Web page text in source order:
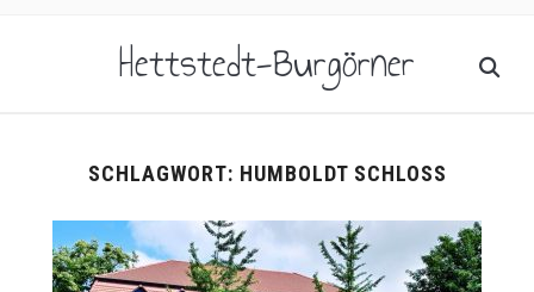
Hettstedt-Burgörner
SCHLAGWORT: HUMBOLDT SCHLOSS